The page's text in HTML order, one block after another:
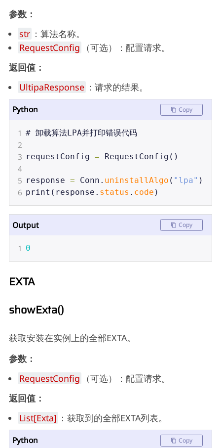
参数：
str ：算法名称。
RequestConfig
（可选）：配置请求。
返回值：
UltipaResponse ：请求的结果。
Python Copy
1 # 卸载算法LPA并打印错误代码
2
3 requestConfig = RequestConfig ()
4
5 response = Conn . uninstallAlgo ( "lpa" )
6 print ( response . status . code )
Output Copy
1 0
EXTA
showExta()
获取安装在实例上的全部EXTA。
参数：
RequestConfig
（可选）：配置请求。
返回值：
List[Exta] ：获取到的全部EXTA列表。
Python Copy